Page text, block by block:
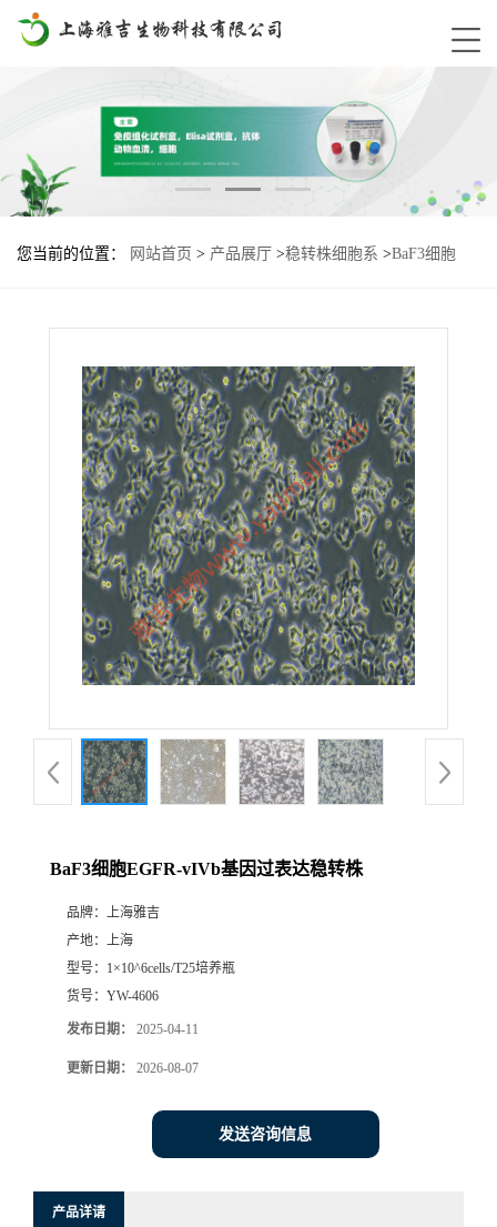
您当前的位置： 网站首页 > 产品展厅 >稳转株细胞系 >BaF3细胞
BaF3细胞EGFR-vIVb基因过表达稳转株
品牌： 上海雅吉
产地： 上海
型号： 1×10^6cells/T25培养瓶
货号： YW-4606
发布日期： 2025-04-11
更新日期： 2026-08-07
发送咨询信息
产品详请